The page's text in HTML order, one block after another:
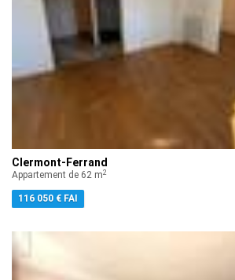
Clermont-Ferrand
Appartement de 62 m2
116 050 € FAI